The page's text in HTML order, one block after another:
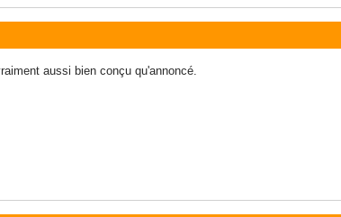
aussi bien conçu qu'annoncé.